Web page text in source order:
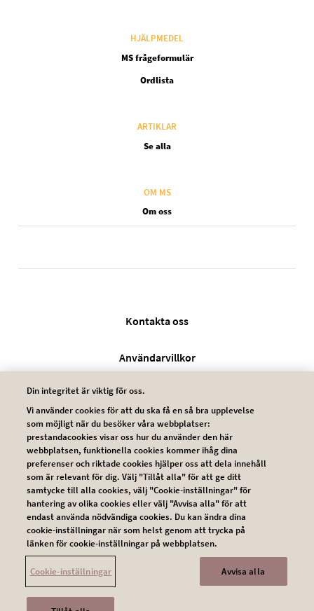
HJÄLPMEDEL
MS frågeformulär
Ordlista
ARTIKLAR
Se alla
OM MS
Om oss
Kontakta oss
Användarvillkor
Integritetsskyddspolicy
Cookie policy
© 2026 Novartis AG
SE260703_11732604
This website is intended for a global audience.
Din integritet är viktig för oss.
Vi använder cookies för att du ska få en så bra upplevelse
som möjligt när du besöker våra webbplatser:
prestandacookies visar oss hur du använder den här
webbplatsen, funktionella cookies kommer ihåg dina
preferenser och riktade cookies hjälper oss att dela innehåll
som är relevant för dig. Välj "Tillåt alla" för att ge ditt
samtycke till alla cookies, välj "Cookie-inställningar" för
hantering av olika cookies eller välj "Avvisa alla" för att
endast använda nödvändiga cookies. Du kan ändra dina
cookie-inställningar när som helst genom att trycka på
länken för cookie-inställningar på webbplatsen.
Cookie-inställningar Avvisa alla